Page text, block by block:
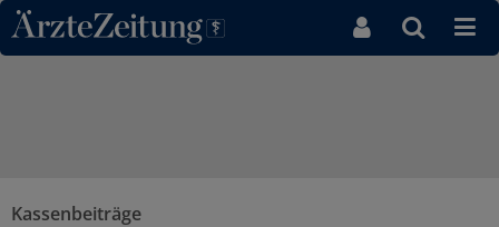
Direkt zum Inhaltsbereich
Kassenbeiträge